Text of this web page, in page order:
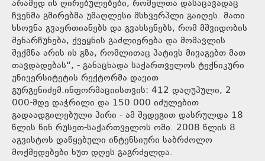
არამედ ის ღირებულებები, რომელთა დასაცავადაც
ჩვენმა გმირებმა უმაღლესი მსხვერპლი გაიღეს. მათი
ხსოვნა გვაერთიანებს და გვახსენებს, რომ მშვიდობის
შენარჩუნება, ქვეყნის გაძლიერება და მომავლის
შექმნა არის ის გზა, რომლითაც პატივს მივაგებთ მათ
თავდადებას“, - განაცხადა საქართველოს ტექნიკური
უნივერსიტეტის რექტორმა დავით
გურგენიძემ.ინფორმაციისთვის: 412 დაღუპული, 2
000-მდე დაჭრილი და 150 000 იძულებით
გადაადგილებული პირი - ამ შედეგით დასრულდა 18
წლის წინ რუსეთ-საქართველოს ომი. 2008 წლის 8
აგვისტოს დაწყებული ინტენსიური საბრძოლო
მოქმედებები ხუთ დღეს გაგრძელდა.